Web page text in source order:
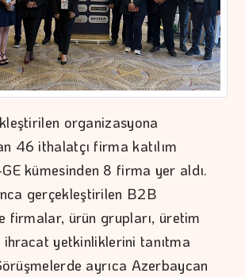
organizasyona
46 ithalatçı firma katılım
kümesinden 8 firma yer aldı.
gerçekleştirilen B2B
firmalar, ürün grupları, üretim
yetkinliklerini tanıtma
ayrıca Azerbaycan